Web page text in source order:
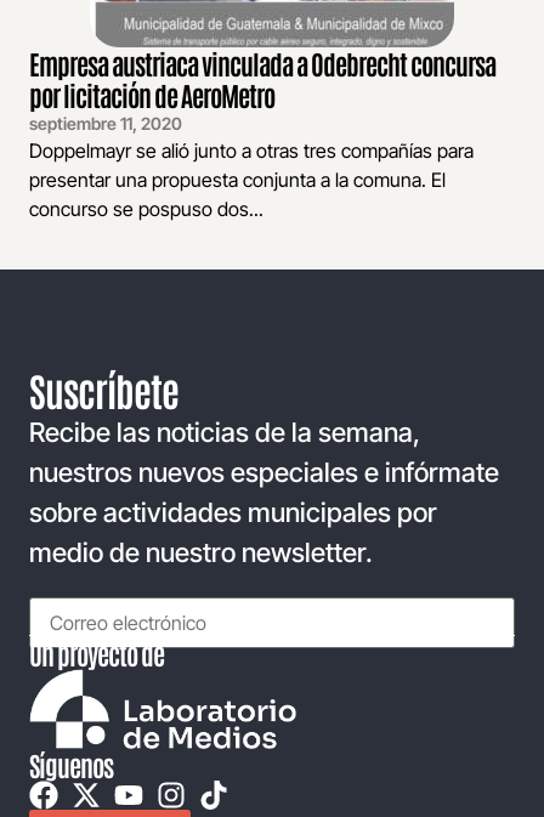
Empresa austriaca vinculada a Odebrecht concursa
por licitación de AeroMetro
septiembre 11, 2020
Doppelmayr se alió junto a otras tres compañías para
presentar una propuesta conjunta a la comuna. El
concurso se pospuso dos...
Suscríbete
Recibe las noticias de la semana,
nuestros nuevos especiales e infórmate
sobre actividades municipales por
medio de nuestro newsletter.
Un proyecto de
Síguenos